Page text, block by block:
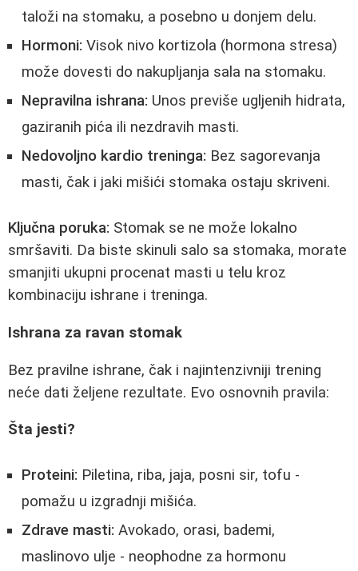
taloži na stomaku, a posebno u donjem delu.
Hormoni: Visok nivo kortizola (hormona stresa)
može dovesti do nakupljanja sala na stomaku.
Nepravilna ishrana: Unos previše ugljenih hidrata,
gaziranih pića ili nezdravih masti.
Nedovoljno kardio treninga: Bez sagorevanja
masti, čak i jaki mišići stomaka ostaju skriveni.
Ključna poruka: Stomak se ne može lokalno
smršaviti. Da biste skinuli salo sa stomaka, morate
smanjiti ukupni procenat masti u telu kroz
kombinaciju ishrane i treninga.
Ishrana za ravan stomak
Bez pravilne ishrane, čak i najintenzivniji trening
neće dati željene rezultate. Evo osnovnih pravila:
Šta jesti?
Proteini: Piletina, riba, jaja, posni sir, tofu -
pomažu u izgradnji mišića.
Zdrave masti: Avokado, orasi, bademi,
maslinovo ulje - neophodne za hormonu